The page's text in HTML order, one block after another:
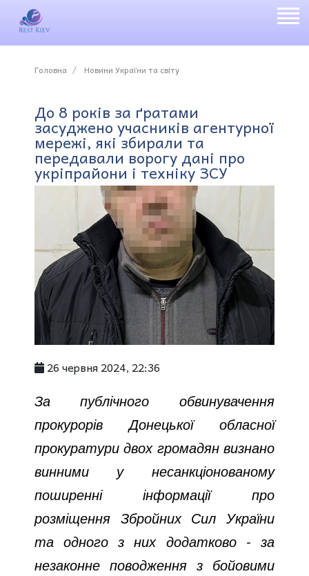
Головна Новини України та світу
До 8 років за ґратами
засуджено учасників агентурної
мережі, які збирали та
передавали ворогу дані про
укріпрайони і техніку ЗСУ
26 червня 2024, 22:36
За публічного обвинувачення
прокурорів Донецької обласної
прокуратури двох громадян визнано
винними у несанкціонованому
поширенні інформації про
розміщення Збройних Сил України
та одного з них додатково - за
незаконне поводження з бойовими